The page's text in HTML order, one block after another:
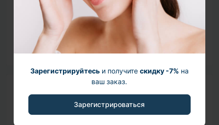
Зарегистрируйтесьи получите скидку -7% на
ваш заказ.
Зарегистрироваться
ретиноидами
высокой концентрации
Совмещать свитамином С
с концентрацией
10% и более
А также не применять одновременно с
BHA кислотами.